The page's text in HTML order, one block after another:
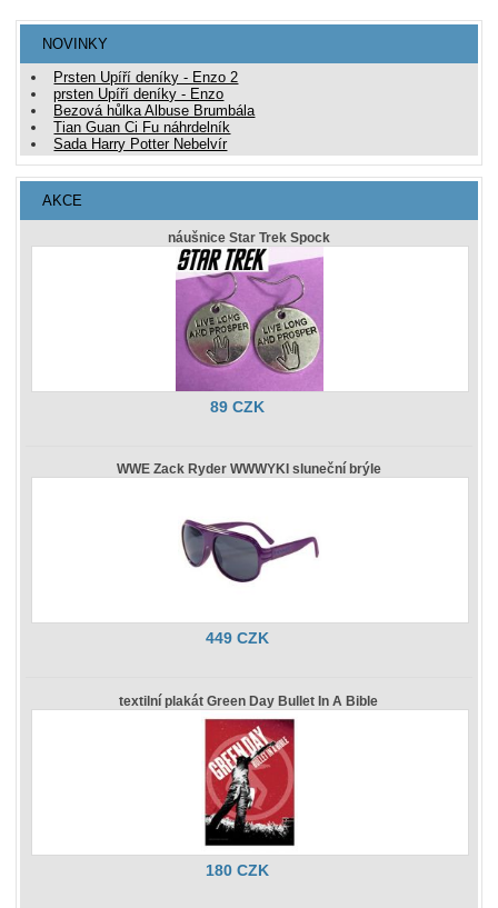
NOVINKY
Prsten Upíří deníky - Enzo 2
prsten Upíří deníky - Enzo
Bezová hůlka Albuse Brumbála
Tian Guan Ci Fu náhrdelník
Sada Harry Potter Nebelvír
AKCE
náušnice Star Trek Spock
89 CZK
WWE Zack Ryder WWWYKI sluneční brýle
449 CZK
textilní plakát Green Day Bullet In A Bible
180 CZK